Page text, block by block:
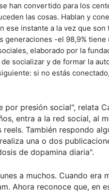
han convertido para los
las cosas. Hablan y
ese instante a la vez que son
generaciones -el 98,9%
elaborado por la
socializar y de formar la
si no estás
por presión social", relata
entra a la red social, al
También respondo
una o dos
de dopamina diaria".
a muchos. Cuando era
Ahora reconoce que, en